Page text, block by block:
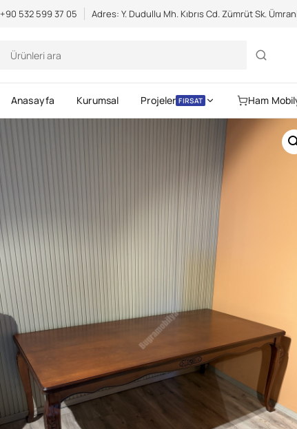
+90 532 599 37 05 Adres: Y. Dudullu Mh. Kıbrıs Cd. Zümrüt Sk.
Anasayfa Kurumsal Projeler FIRSAT Ham
Kullanıcı adı veya e-posta
adresi * Gerekli
Parola*Gerekli
Beni hatırla
Giriş Yap
Parolanızı mı unuttunuz?
Parolanızı mı unuttunuz?
Scientific Bodybuilding: an extensive catalog of pharmaceuticals -